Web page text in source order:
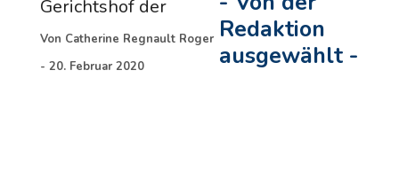
Redaktion
ausgewählt -
Gerichtshof der
Von Catherine Regnault Roger
- 20. Februar 2020